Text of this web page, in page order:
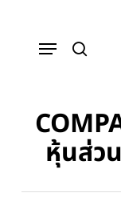
content
search
Menu
หุ้นส่ว